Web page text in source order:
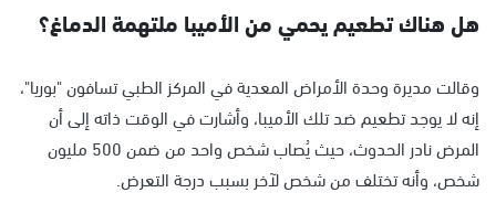
هل هناك تطعيم يحمي من الأميبا ملتهمة الدماغ؟
وقالت مديرة وحدة الأمراض المعدية في المركز الطبي تسافون "بوريا"،
إنه لا يوجد تطعيم ضد تلك الأميبا، وأشارت في الوقت ذاته إلى أن
المرض نادر الحدوث، حيث يُصاب شخص واحد من ضمن 500 مليون
شخص، وأنه تختلف من شخص لآخر بسبب درجة التعرض.